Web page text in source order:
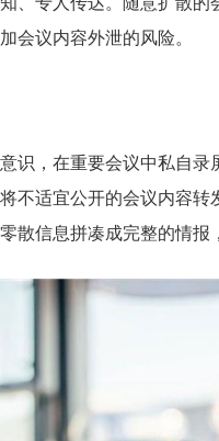
会议内容外泄的风险。
识，在重要会议中私自录
不适宜公开的会议内容
散信息拼凑成完整的情报